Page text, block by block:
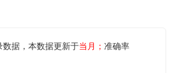
数据，本数据更新于当月；准确率